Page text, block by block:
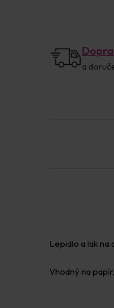
a
Lepidlo a lak
Vhodný na